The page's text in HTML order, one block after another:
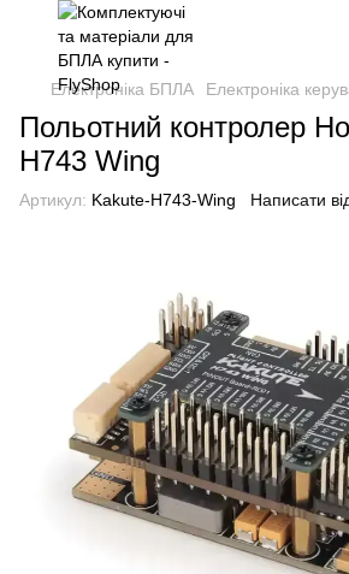
Електроніка БПЛА Електроніка
Польотний контролер
H743 Wing
Артикул: Kakute-H743-Wing Написати